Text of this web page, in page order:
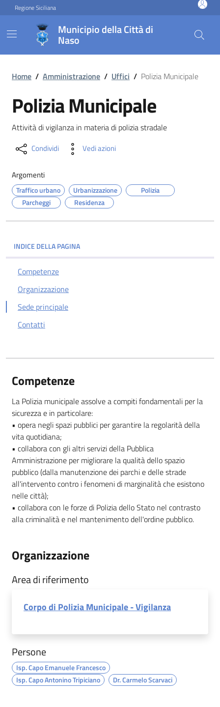
Vai ai contenuti
Vai al footer
Regione Siciliana
Municipio della Città di
Naso
Polizia Municipale
Home / Amministrazione / Uffici / Polizia Municipale
Polizia Municipale
Attività di vigilanza in materia di polizia stradale
Condividi Vedi azioni
Argomenti
Traffico urbano Urbanizzazione
Polizia
Parcheggi
Residenza
INDICE DELLA PAGINA
Competenze
Organizzazione
Sede principale
Contatti
Competenze
La Polizia municipale assolve a compiti fondamentali per la
sicurezza e in particolare:
• opera negli spazi pubblici per garantire la regolarità della
vita quotidiana;
• collabora con gli altri servizi della Pubblica
Amministrazione per migliorare la qualità dello spazio
pubblico (dalla manutenzione dei parchi e delle strade
all'intervento contro i fenomeni di marginalità che esistono
nelle città);
• collabora con le forze di Polizia dello Stato nel contrasto
alla criminalità e nel mantenimento dell'ordine pubblico.
Organizzazione
Area di riferimento
Corpo di Polizia Municipale - Vigilanza
Persone
Isp. Capo Emanuele Francesco
Isp. Capo Antonino Tripiciano
Dr. Carmelo Scarvaci